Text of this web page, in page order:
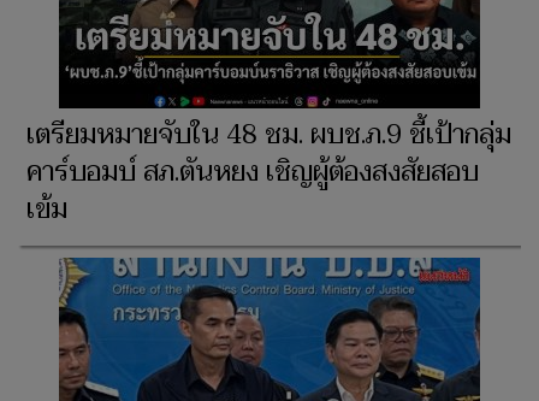
เตรียมหมายจับใน 48 ชม. ผบช.ภ.9 ชี้เป้ากลุ่ม
คาร์บอมบ์ สภ.ตันหยง เชิญผู้ต้องสงสัยสอบ
เข้ม